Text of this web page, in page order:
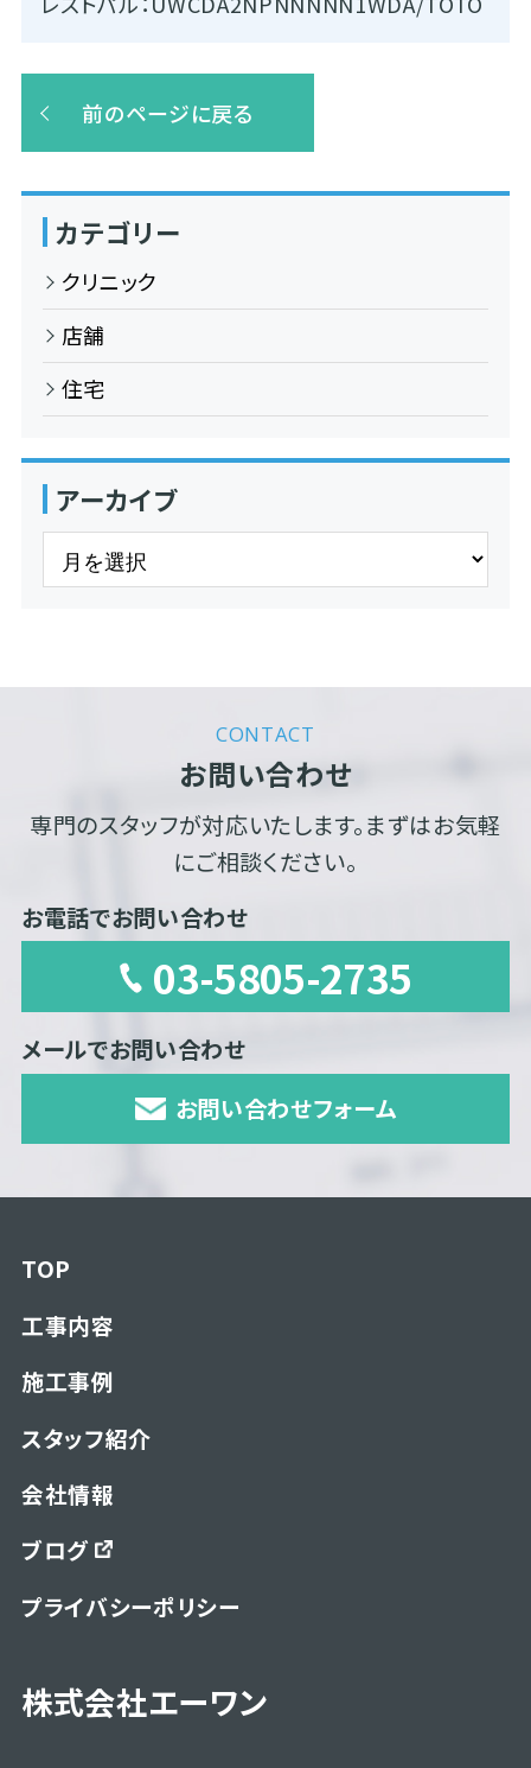
前のページに戻る
カテゴリー
クリニック
店舗
住宅
アーカイブ
CONTACT
お問い合わせ
専門のスタッフが対応いたします。まずはお気軽
にご相談ください。
お電話でお問い合わせ
03-5805-2735
メールでお問い合わせ
お問い合わせフォーム
TOP
工事内容
施工事例
スタッフ紹介
会社情報
ブログ
プライバシーポリシー
株式会社エーワン